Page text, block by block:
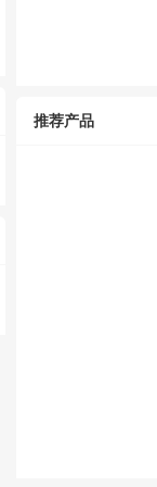
推荐产品